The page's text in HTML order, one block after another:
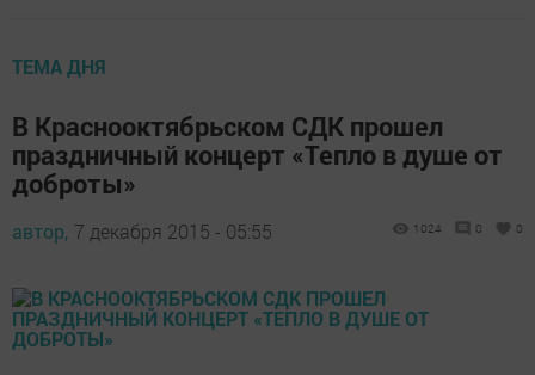
ТЕМА ДНЯ
В Краснооктябрьском СДК прошел
праздничный концерт «Тепло в душе от
доброты»
автор, 7 декабря 2015 - 05:55 1024 0 0